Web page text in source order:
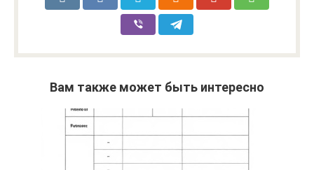
Вам также может быть интересно